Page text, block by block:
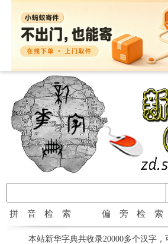
拼音检索 偏旁检索
本站新华字典共收录20000多个汉字